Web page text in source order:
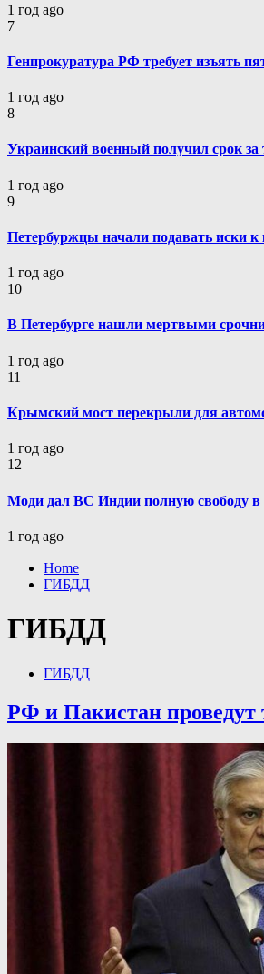
1 год ago
7
Генпрокуратура РФ требует изъять
1 год ago
8
Украинский военный получил срок
1 год ago
9
Петербуржцы начали подавать иски
1 год ago
10
В Петербурге нашли мертвыми
1 год ago
11
Крымский мост перекрыли для
1 год ago
12
Моди дал ВС Индии полную свободу в
1 год ago
Home
ГИБДД
ГИБДД
ГИБДД
РФ и Пакистан проведут